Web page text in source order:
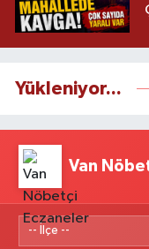
Yükleniyor...
Van